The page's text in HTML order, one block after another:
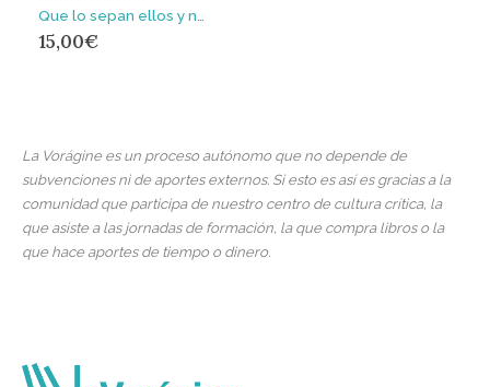
15,00€
La Vorágine es un proceso autónomo que no depende de
subvenciones ni de aportes externos. Si esto es así es gracias a la
comunidad que participa de nuestro centro de cultura crítica, la
que asiste a las jornadas de formación, la que compra libros o la
que hace aportes de tiempo o dinero.